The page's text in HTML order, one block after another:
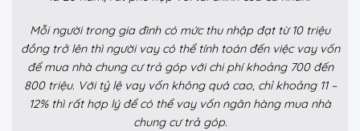
Mỗi người trong gia đình có mức thu nhập đạt từ 10 triệu
đồng trở lên thì người vay có thể tính toán đến việc vay vốn
để mua nhà chung cư trả góp với chi phí khoảng 700 đến
800 triệu. Với tỷ lệ vay vốn không quá cao, chỉ khoảng 11 –
12% thì rất hợp lý để có thể vay vốn ngân hàng mua nhà
chung cư trả góp.